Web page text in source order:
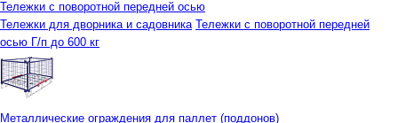
Тележки с поворотной передней осью
Тележки для дворника и садовника Тележки с поворотной передней
осью Г/п до 600 кг
Металлические ограждения для паллет (поддонов)